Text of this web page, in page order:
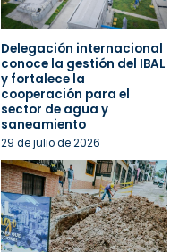
Delegación internacional
conoce la gestión del IBAL
y fortalece la
cooperación para el
sector de agua y
saneamiento
29 de julio de 2026